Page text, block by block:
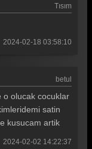
Tısım
2024-02-18 03:58:10
betul
o olucak cocuklar
satin
kusucam artik
2024-02-02 14:22:37